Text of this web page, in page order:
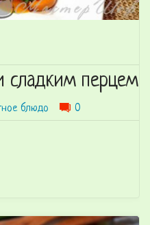
сладким перцем
блюдо 0